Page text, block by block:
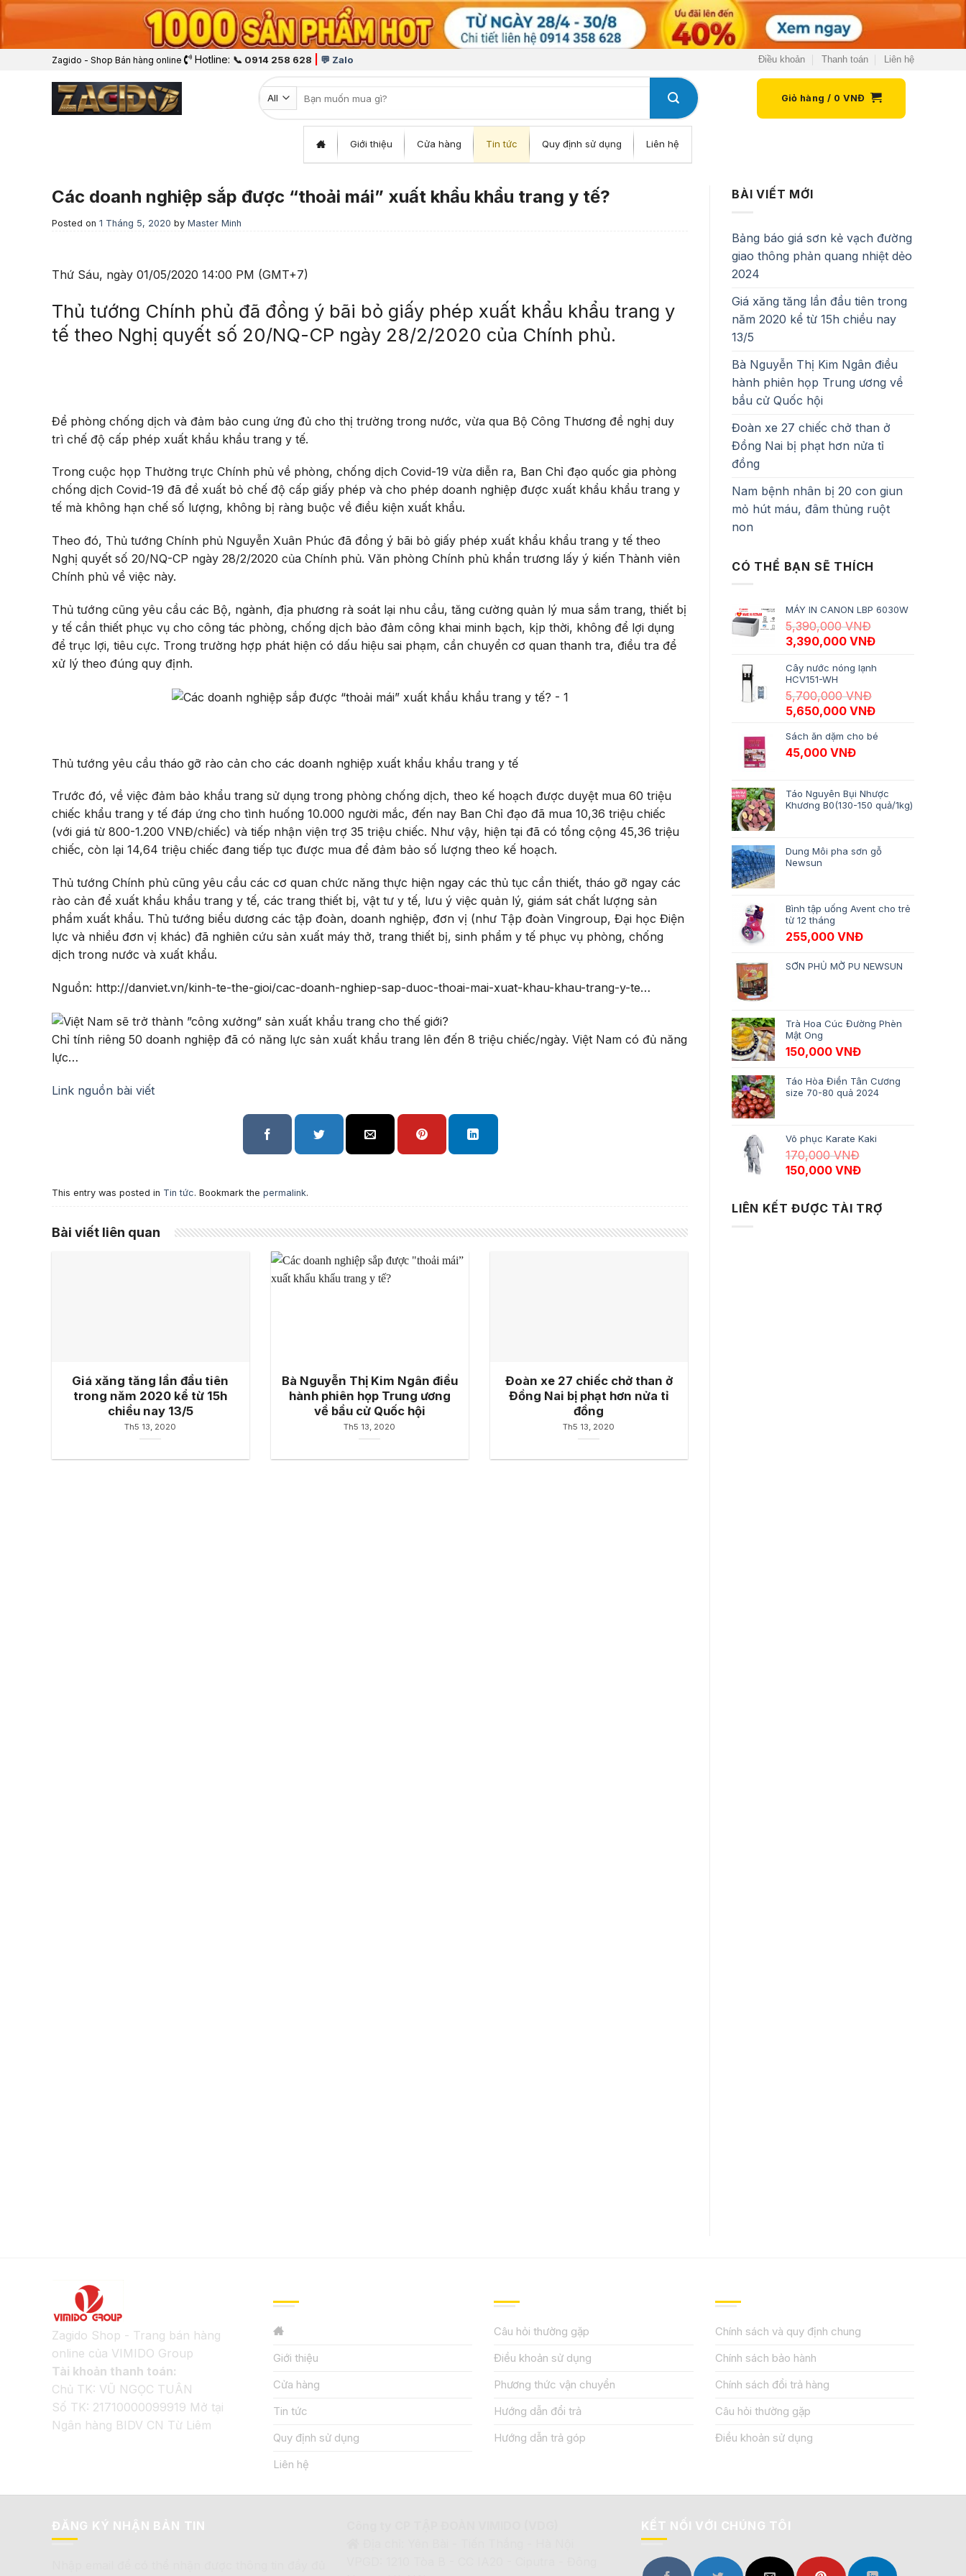
Zagido - Shop Bán hàng online Hotline: 📞 0914 258 628 💬 Zalo Điều khoản Thanh toán Liên hệ
Tìm kiếm:
Giỏ hàng / 0 VNĐ
Giới thiệu Cửa hàng Tin tức Quy định sử dụng Liên hệ
Các doanh nghiệp sắp được “thoải mái” xuất khẩu khẩu trang y tế?
Posted on 1 Tháng 5, 2020 by Master Minh
Thứ Sáu, ngày 01/05/2020 14:00 PM (GMT+7)
Thủ tướng Chính phủ đã đồng ý bãi bỏ giấy phép xuất khẩu khẩu trang y
tế theo Nghị quyết số 20/NQ-CP ngày 28/2/2020 của Chính phủ.
Để phòng chống dịch và đảm bảo cung ứng đủ cho thị trường trong nước, vừa qua Bộ Công Thương đề nghị duy
trì chế độ cấp phép xuất khẩu khẩu trang y tế.
Trong cuộc họp Thường trực Chính phủ về phòng, chống dịch Covid-19 vừa diễn ra, Ban Chỉ đạo quốc gia phòng
chống dịch Covid-19 đã đề xuất bỏ chế độ cấp giấy phép và cho phép doanh nghiệp được xuất khẩu khẩu trang y
tế mà không hạn chế số lượng, không bị ràng buộc về điều kiện xuất khẩu.
Theo đó, Thủ tướng Chính phủ Nguyễn Xuân Phúc đã đồng ý bãi bỏ giấy phép xuất khẩu khẩu trang y tế theo
Nghị quyết số 20/NQ-CP ngày 28/2/2020 của Chính phủ. Văn phòng Chính phủ khẩn trương lấy ý kiến Thành viên
Chính phủ về việc này.
Thủ tướng cũng yêu cầu các Bộ, ngành, địa phương rà soát lại nhu cầu, tăng cường quản lý mua sắm trang, thiết bị
y tế cần thiết phục vụ cho công tác phòng, chống dịch bảo đảm công khai minh bạch, kịp thời, không để lợi dụng
để trục lợi, tiêu cực. Trong trường hợp phát hiện có dấu hiệu sai phạm, cần chuyển cơ quan thanh tra, điều tra để
xử lý theo đúng quy định.
Thủ tướng yêu cầu tháo gỡ rào cản cho các doanh nghiệp xuất khẩu khẩu trang y tế
Trước đó, về việc đảm bảo khẩu trang sử dụng trong phòng chống dịch, theo kế hoạch được duyệt mua 60 triệu
chiếc khẩu trang y tế đáp ứng cho tình huống 10.000 người mắc, đến nay Ban Chỉ đạo đã mua 10,36 triệu chiếc
(với giá từ 800-1.200 VNĐ/chiếc) và tiếp nhận viện trợ 35 triệu chiếc. Như vậy, hiện tại đã có tổng cộng 45,36 triệu
chiếc, còn lại 14,64 triệu chiếc đang tiếp tục được mua để đảm bảo số lượng theo kế hoạch.
Thủ tướng Chính phủ cũng yêu cầu các cơ quan chức năng thực hiện ngay các thủ tục cần thiết, tháo gỡ ngay các
rào cản để xuất khẩu khẩu trang y tế, các trang thiết bị, vật tư y tế, lưu ý việc quản lý, giám sát chất lượng sản
phẩm xuất khẩu. Thủ tướng biểu dương các tập đoàn, doanh nghiệp, đơn vị (như Tập đoàn Vingroup, Đại học Điện
lực và nhiều đơn vị khác) đã nghiên cứu sản xuất máy thở, trang thiết bị, sinh phẩm y tế phục vụ phòng, chống
dịch trong nước và xuất khẩu.
Nguồn: http://danviet.vn/kinh-te-the-gioi/cac-doanh-nghiep-sap-duoc-thoai-mai-xuat-khau-khau-trang-y-te…
Chỉ tính riêng 50 doanh nghiệp đã có năng lực sản xuất khẩu trang lên đến 8 triệu chiếc/ngày. Việt Nam có đủ năng
lực…
Link nguồn bài viết
This entry was posted in Tin tức. Bookmark the permalink.
Bài viết liên quan
Giá xăng tăng lần đầu tiên
trong năm 2020 kể từ 15h
chiều nay 13/5
Th5 13, 2020
Bà Nguyễn Thị Kim Ngân điều
hành phiên họp Trung ương
về bầu cử Quốc hội
Th5 13, 2020
Đoàn xe 27 chiếc chở than ở
Đồng Nai bị phạt hơn nửa tỉ
đồng
Th5 13, 2020
BÀI VIẾT MỚI
Bảng báo giá sơn kẻ vạch đường
giao thông phản quang nhiệt dẻo
2024
Giá xăng tăng lần đầu tiên trong
năm 2020 kể từ 15h chiều nay
13/5
Bà Nguyễn Thị Kim Ngân điều
hành phiên họp Trung ương về
bầu cử Quốc hội
Đoàn xe 27 chiếc chở than ở
Đồng Nai bị phạt hơn nửa tỉ
đồng
Nam bệnh nhân bị 20 con giun
mỏ hút máu, đâm thủng ruột
non
CÓ THỂ BẠN SẼ THÍCH
MÁY IN CANON LBP 6030W
5,390,000VNĐ
Giá gốc là: 5,390,000 VNĐ.
3,390,000 VNĐGiá hiện tại là:
Cây nước nóng lạnh
HCV151-WH
5,700,000VNĐ
Giá gốc là: 5,700,000 VNĐ.
5,650,000 VNĐGiá hiện tại là:
Sách ăn dặm cho bé
45,000 VNĐ
Táo Nguyên Bụi Nhược
Khương B0(130-150 quả/1kg)
Dung Môi pha sơn gỗ
Newsun
Bình tập uống Avent cho trẻ
từ 12 tháng
255,000 VNĐ
SƠN PHỦ MỜ PU NEWSUN
Trà Hoa Cúc Đường Phèn
Mật Ong
150,000 VNĐ
Táo Hòa Điền Tân Cương
size 70-80 quả 2024
Võ phục Karate Kaki
170,000VNĐ
Giá gốc là: 170,000 VNĐ.
150,000 VNĐGiá hiện tại là:
LIÊN KẾT ĐƯỢC TÀI TRỢ
Zagido Shop - Trang bán hàng
online của VIMIDO Group
Tài khoản thanh toán:
Chủ TK: VŨ NGỌC TUÂN
Số TK: 21710000099919 Mở tại
Ngân hàng BIDV CN Từ Liêm
Giới thiệu
Cửa hàng
Tin tức
Quy định sử dụng
Liên hệ
Câu hỏi thường gặp
Điều khoản sử dụng
Phương thức vận chuyển
Hướng dẫn đổi trả
Hướng dẫn trả góp
Chính sách và quy định chung
Chính sách bảo hành
Chính sách đổi trả hàng
Câu hỏi thường gặp
Điều khoản sử dụng
ĐĂNG KÝ NHẬN BẢN TIN KẾT NỐI VỚI CHÚNG TÔI